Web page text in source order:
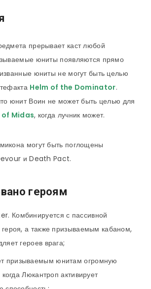
прерывает каст любой
юниты появляются прямо
юниты не могут быть целью
Helm of the Dominator.
юнит Воин не может быть целью для
of Midas, когда лучник может.
могут быть поглощены
и Death Pact.
героям
Комбинируется с пассивной
а также призываемым кабаном,
героев врага;
призываемым юнитам огромную
когда Люкантроп активирует